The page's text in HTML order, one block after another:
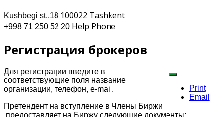
Kushbegi st.,18 100022 Tashkent
+998 71 250 52 20 Help Phone
Регистрация брокеров
Print
Email
Для регистрации введите в
соответствующие поля название
организации, телефон, e-mail.
Претендент на вступление в Члены Биржи
предоставляет на Биржу следующие документы: